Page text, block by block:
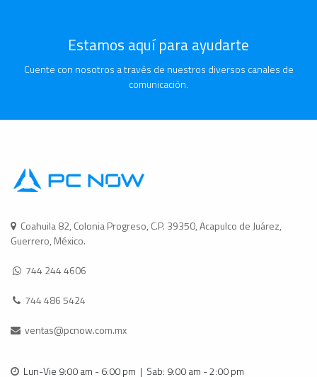
Estamos aquí para ayudarte
Cuente con nosotros a través de nuestros diversos canales de
comunicación.
Coahuila 82, Colonia Progreso, C.P. 39350, Acapulco de Juárez,
Guerrero, México.
744 244 4606
744 486 5424
ventas@pcnow.com.mx
Lun-Vie 9:00 am - 6:00 pm | Sab: 9:00 am - 2:00 pm